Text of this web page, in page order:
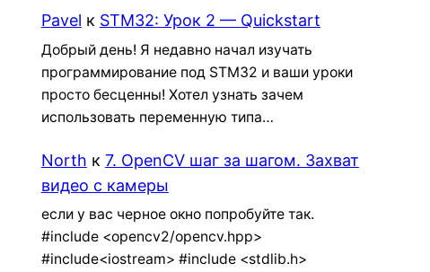
Pavel к STM32: Урок 2 — Quickstart
Добрый день! Я недавно начал изучать
программирование под STM32 и ваши уроки
просто бесценны! Хотел узнать зачем
использовать переменную типа…
North к 7. OpenCV шаг за шагом. Захват
видео с камеры
если у вас черное окно попробуйте так.
#include <opencv2/opencv.hpp>
#include<iostream> #include <stdlib.h>